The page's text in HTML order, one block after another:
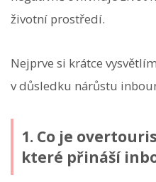
životní prostředí.
Nejprve si krátce
v důsledku nárůstu
1. Co je
které přináší